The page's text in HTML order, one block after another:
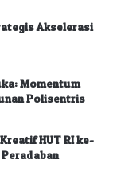
Akselerasi
Momentum
Polisentris
HUT RI ke-